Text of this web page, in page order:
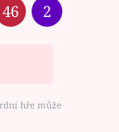
46 2
hře může